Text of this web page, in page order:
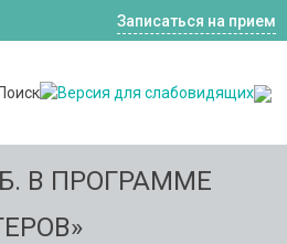
Записаться на прием
В ПРОГРАММЕ